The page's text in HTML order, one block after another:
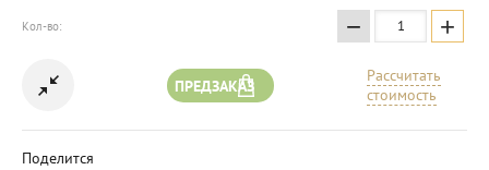
Кол-во: − +
ПРЕДЗАКАЗ
Рассчитать
стоимость
Поделится